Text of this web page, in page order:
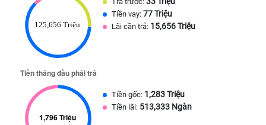
Tiền vay: 77 Triệu
Lãi cần trả: 15,656 Triệu
Tiền gốc: 1,283 Triệu
Tiền lãi: 513,333 Ngàn